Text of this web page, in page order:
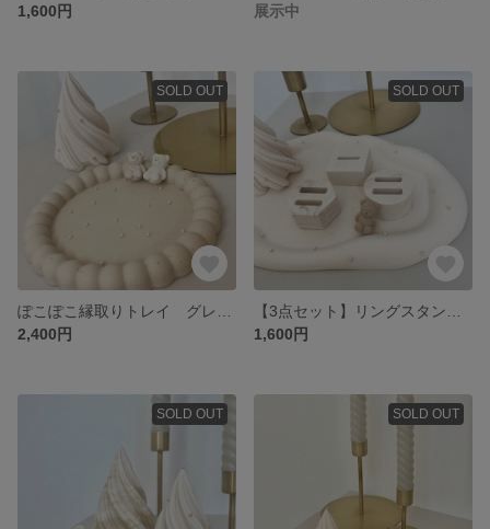
1,600円
展示中
SOLD OUT
2,400円
SOLD OUT
1,600円
SOLD OUT SOLD OUT